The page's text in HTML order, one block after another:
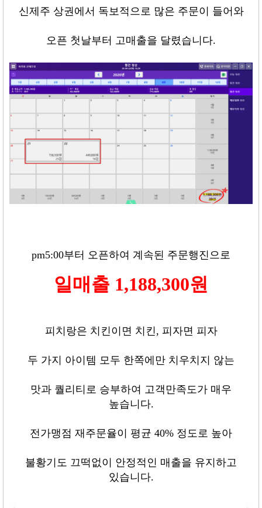
신제주 상권에서 독보적으로 많은 주문이 들어와
오픈 첫날부터 고매출을 달렸습니다.
pm5:00부터 오픈하여 계속된 주문행진으로
일매출 1,188,300원
피치랑은 치킨이면 치킨, 피자면 피자
두 가지 아이템 모두 한쪽에만 치우치지 않는
맛과 퀄리티로 승부하여 고객만족도가 매우
높습니다.
전가맹점 재주문율이 평균 40% 정도로 높아
불황기도 끄떡없이 안정적인 매출을 유지하고
있습니다.